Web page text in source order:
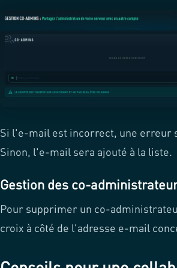
Si l'e-mail est incorrect, une erreur
Sinon, l'e-mail sera ajouté à la liste.
Gestion des co-
Pour supprimer un co-
croix à côté de l'adresse e-mail